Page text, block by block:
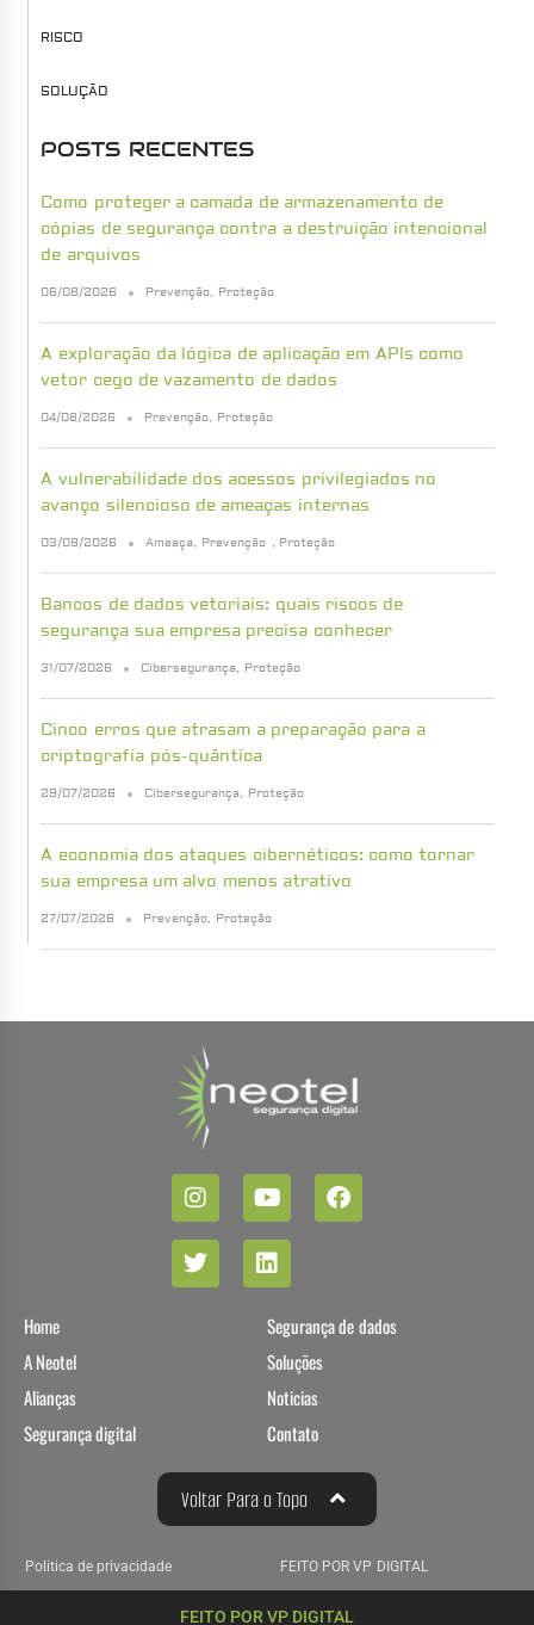
RISCO
SOLUÇÃO
POSTS RECENTES
Como proteger a camada de armazenamento de
cópias de segurança contra a destruição intencional
de arquivos
06/08/2026 Prevenção, Proteção
A exploração da lógica de aplicação em APIs como
vetor cego de vazamento de dados
04/08/2026 Prevenção, Proteção
A vulnerabilidade dos acessos privilegiados no
avanço silencioso de ameaças internas
03/08/2026 Ameaça, Prevenção , Proteção
Bancos de dados vetoriais: quais riscos de
segurança sua empresa precisa conhecer
31/07/2026 Cibersegurança, Proteção
Cinco erros que atrasam a preparação para a
criptografia pós-quântica
29/07/2026 Cibersegurança, Proteção
A economia dos ataques cibernéticos: como tornar
sua empresa um alvo menos atrativo
27/07/2026 Prevenção, Proteção
Home
A Neotel
Alianças
Segurança digital
Segurança de dados
Soluções
Noticias
Contato
Voltar Para o Topo
Politica de privacidade FEITO POR VP DIGITAL
FEITO POR VP DIGITAL